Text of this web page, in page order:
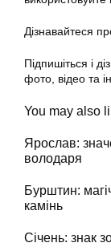
Дізнавайтеся
Підпишіться і
фото, відео та
You may also
Ярослав:
володаря
Бурштин:
камінь
Січень: знак